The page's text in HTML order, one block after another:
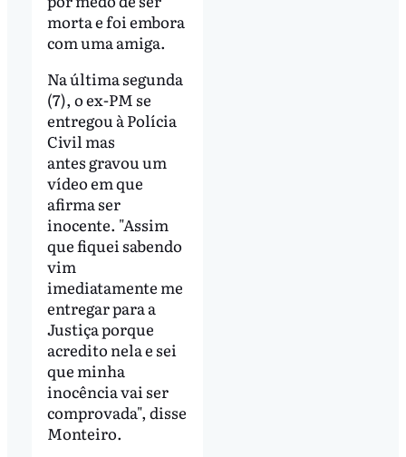
morta e foi embora
com uma amiga.
Na última segunda
(7), o ex-PM se
entregou à Polícia
Civil mas
antes gravou um
vídeo em que
afirma ser
inocente. "Assim
que fiquei sabendo
vim
imediatamente me
entregar para a
Justiça porque
acredito nela e sei
que minha
inocência vai ser
comprovada", disse
Monteiro.